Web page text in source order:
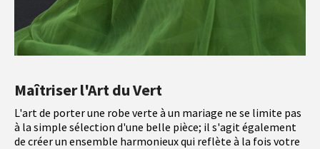
Maîtriser l'Art du Vert
L'art de porter une robe verte à un mariage ne se limite pas
à la simple sélection d'une belle pièce; il s'agit également
de créer un ensemble harmonieux qui reflète à la fois votre